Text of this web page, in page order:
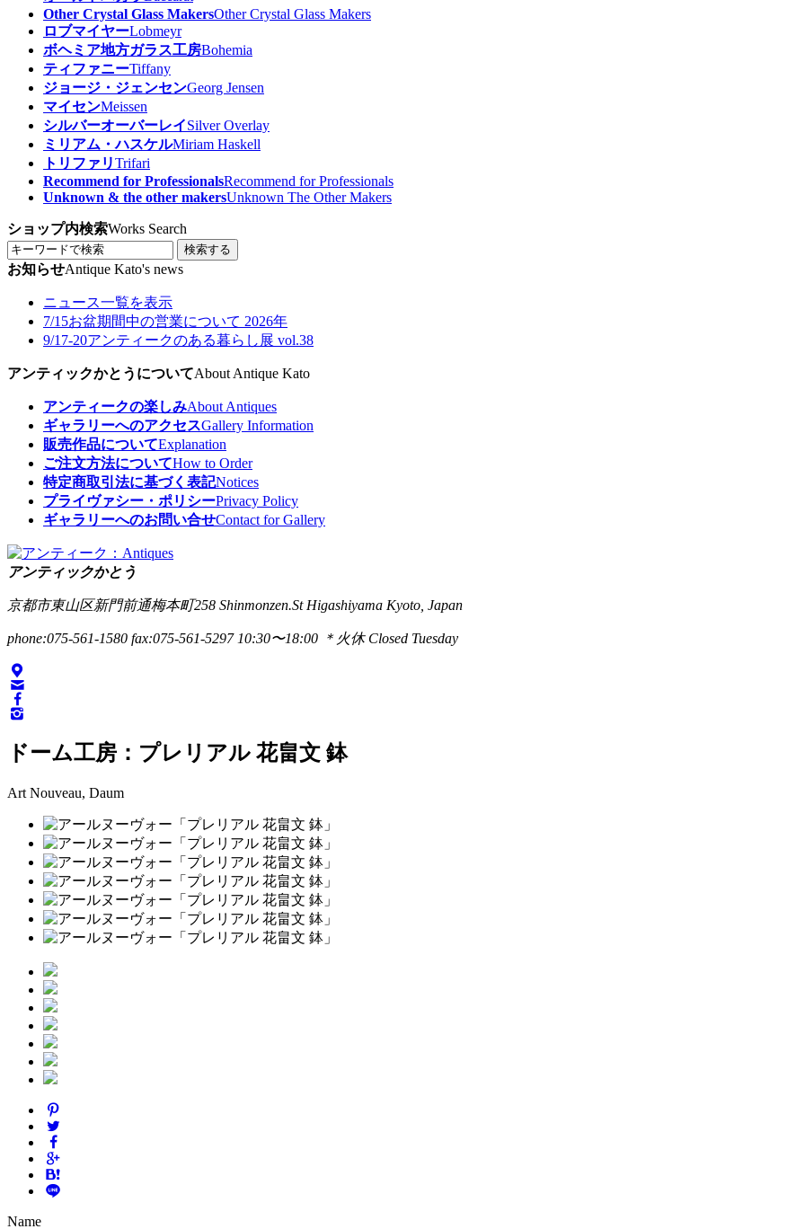
Other Crystal Glass MakersOther Crystal Glass Makers
ロブマイヤーLobmeyr
ボヘミア地方ガラス工房Bohemia
ティファニーTiffany
ジョージ・ジェンセンGeorg Jensen
マイセンMeissen
シルバーオーバーレイSilver Overlay
ミリアム・ハスケルMiriam Haskell
トリファリTrifari
Recommend for ProfessionalsRecommend for Professionals
Unknown & the other makersUnknown The Other Makers
ショップ内検索Works Search
検索する
お知らせAntique Kato's news
ニュース一覧を表示
7/15お盆期間中の営業について 2026年
9/17-20アンティークのある暮らし展 vol.38
アンティックかとうについてAbout Antique Kato
アンティークの楽しみAbout Antiques
ギャラリーへのアクセスGallery Information
販売作品についてExplanation
ご注文方法についてHow to Order
特定商取引法に基づく表記Notices
プライヴァシー・ポリシーPrivacy Policy
ギャラリーへのお問い合せContact for Gallery
アンティックかとう
京都市東山区新門前通梅本町258 Shinmonzen.St Higashiyama Kyoto, Japan
phone:075-561-1580 fax:075-561-5297 10:30〜18:00 ＊火休 Closed Tuesday
ドーム工房：プレリアル 花畠文 鉢
Art Nouveau, Daum
Name